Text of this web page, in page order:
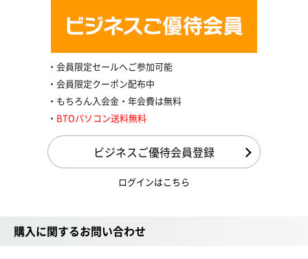
会員限定セールへご参加可能
会員限定クーポン配布中
もちろん入会金・年会費は無料
BTOパソコン送料無料
ビジネスご優待会員登録
ログインはこちら
購入に関するお問い合わせ